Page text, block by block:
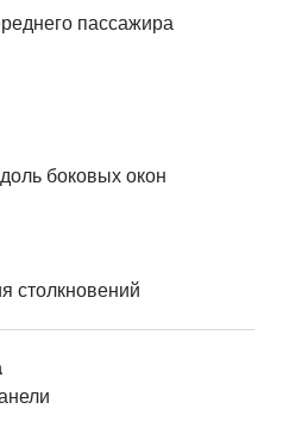
пассажира
боковых окон
столкновений